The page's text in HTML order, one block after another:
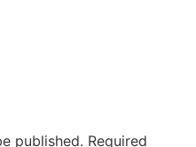
published. Required